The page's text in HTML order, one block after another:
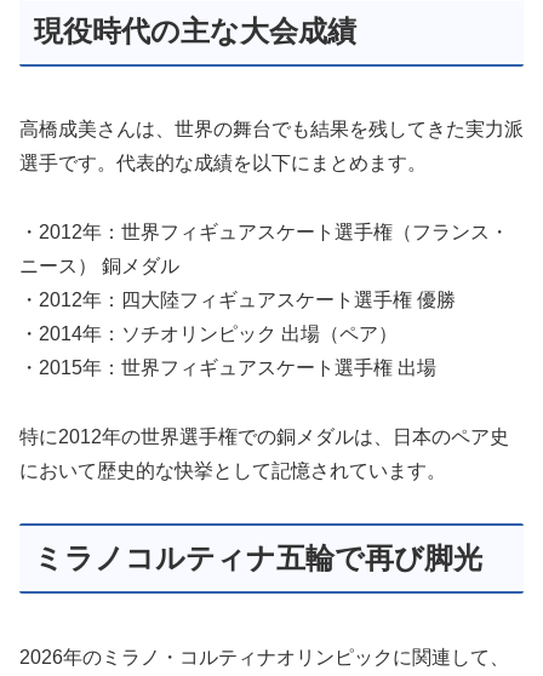
現役時代の主な大会成績
高橋成美さんは、世界の舞台でも結果を残してきた実力派
選手です。代表的な成績を以下にまとめます。
・2012年：世界フィギュアスケート選手権（フランス・
ニース） 銅メダル
・2012年：四大陸フィギュアスケート選手権 優勝
・2014年：ソチオリンピック 出場（ペア）
・2015年：世界フィギュアスケート選手権 出場
特に2012年の世界選手権での銅メダルは、日本のペア史
において歴史的な快挙として記憶されています。
ミラノコルティナ五輪で再び脚光
2026年のミラノ・コルティナオリンピックに関連して、